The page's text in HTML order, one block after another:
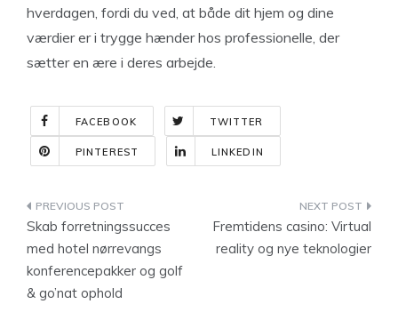
hverdagen, fordi du ved, at både dit hjem og dine
værdier er i trygge hænder hos professionelle, der
sætter en ære i deres arbejde.
FACEBOOK TWITTER
PINTEREST LINKEDIN
Indlægsnavigation
Skab forretningssucces
med hotel nørrevangs
konferencepakker og golf
& go’nat ophold
Fremtidens casino: Virtual
reality og nye teknologier